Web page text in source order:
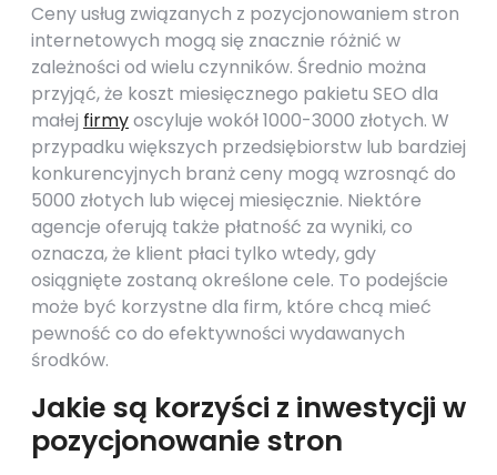
Ceny usług związanych z pozycjonowaniem stron
internetowych mogą się znacznie różnić w
zależności od wielu czynników. Średnio można
przyjąć, że koszt miesięcznego pakietu SEO dla
małej firmyoscyluje wokół 1000-3000 złotych. W
przypadku większych przedsiębiorstw lub bardziej
konkurencyjnych branż ceny mogą wzrosnąć do
5000 złotych lub więcej miesięcznie. Niektóre
agencje oferują także płatność za wyniki, co
oznacza, że klient płaci tylko wtedy, gdy
osiągnięte zostaną określone cele. To podejście
może być korzystne dla firm, które chcą mieć
pewność co do efektywności wydawanych
środków.
Jakie są korzyści z inwestycji w
pozycjonowanie stron